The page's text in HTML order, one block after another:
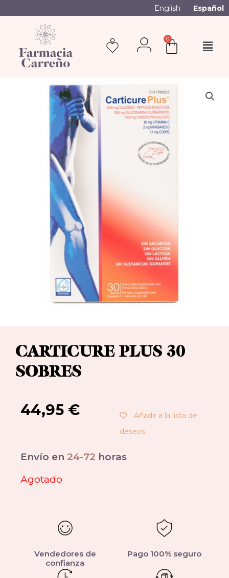
English Español
0
CARTICURE PLUS 30
SOBRES
44,95 €
Añadir a la lista de
deseos
Envío en 24-72 horas
Agotado
Vendedores de
confianza
Pago 100% seguro